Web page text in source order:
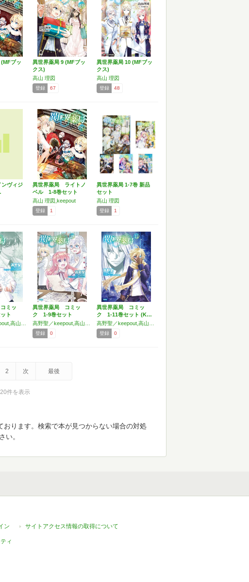
ブッ
異世界薬局 9 (MFブッ
クス)
高山 理図
登録 67
異世界薬局 10 (MFブッ
クス)
高山 理図
登録 48
ンヴィジ
異世界薬局 ライトノ
ベル 1-8巻セット
高山 理図,keepout
登録 1
異世界薬局 1-7巻 新品
セット
高山 理図
登録 1
ミッ
ト
異世界薬局 コミッ
ク 1-9巻セット
登録 0
異世界薬局 コミッ
ク 1-11巻セット (K…
登録 0
2 次 最後
件を表示
ります。検索で本が見つからない場合の対処
い。
ン サイトアクセス情報の取得について
ィ